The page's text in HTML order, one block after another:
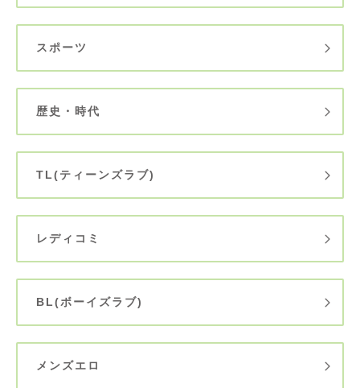
スポーツ
歴史・時代
TL(ティーンズラブ)
レディコミ
BL(ボーイズラブ)
メンズエロ